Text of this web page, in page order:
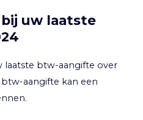
uw laatste
laatste btw-aangifte over
btw-aangifte kan een